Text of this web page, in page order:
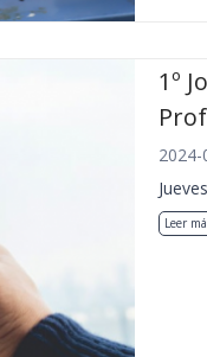
1º
2024-
Leer